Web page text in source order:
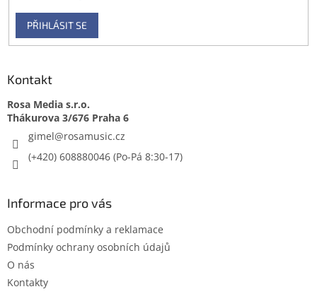
PŘIHLÁSIT SE
Kontakt
Rosa Media s.r.o.
gimel@rosamusic.cz
(+420) 608880046
Informace pro vás
Obchodní podmínky a reklamace
Podmínky ochrany osobních údajů
O nás
Kontakty